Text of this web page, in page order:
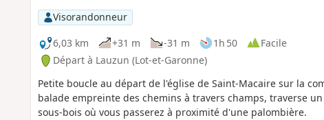
Visorandonneur
6,03 km
+31 m -31 m 1h 50
Facile
Départ à Lauzun (Lot-et-Garonne)
Petite boucle au départ de l'église de Saint-Macaire sur la
balade empreinte des chemins à travers champs, traverse
sous-bois où vous passerez à proximité d'une palombière.